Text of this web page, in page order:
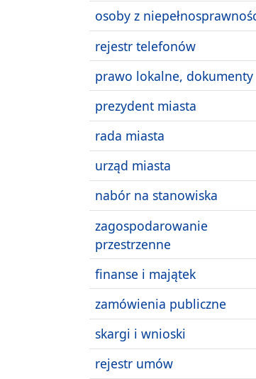
osoby z
rejestr telefonów
prawo lokalne, dokumenty
prezydent miasta
rada miasta
urząd miasta
nabór na stanowiska
zagospodarowanie
przestrzenne
finanse i majątek
zamówienia publiczne
skargi i wnioski
rejestr umów